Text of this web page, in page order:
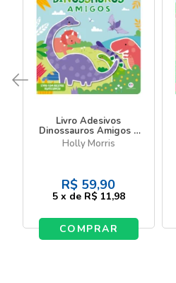
Livro Adesivos
Dinossauros Amigos -
Livro com adesivos
reutilizáveis
Holly Morris
R$ 59,90
5 x de R$ 11,98
COMPRAR